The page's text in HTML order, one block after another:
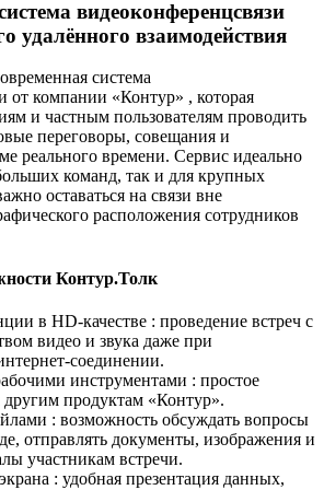
видеоконференцсвязи
удалённого взаимодействия
система
от компании «Контур» , которая
и частным пользователям проводить
переговоры, совещания и
реального времени. Сервис идеально
команд, так и для крупных
оставаться на связи вне
расположения сотрудников
Контур.Толк
в HD-качестве : проведение встреч с
видео и звука даже при
соединении.
инструментами : простое
продуктам «Контур».
: возможность обсуждать вопросы
отправлять документы, изображения и
участникам встречи.
: удобная презентация данных,